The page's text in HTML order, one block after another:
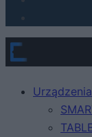
Urządzenia